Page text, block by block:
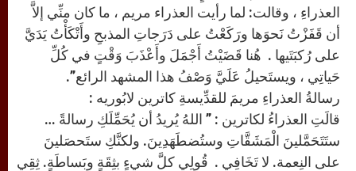
العذراءِ ، وقالت: لما رأيت العذراء مريم ، ما كان منِّي إلاَّ
أن قَفَزْتُ نَحوَها ورَكَعْتُ على دَرَجاتِ المذبحِ وأَتْكَأْتُ يَدَيَّ
على رُكبَتَيها . هُنا قَضَيْتُ أَجْمَلَ وأَعْذَبَ وَقْتٍ في كُلِّ
حَياتِي ، ويستَحيلُ عَلَيَّ وَصْفُ هذا المشهد الرائع”.
رسالةُ العذراءِ مريمَ للقدِّيسةِ كاترين لابُوريه :
قالَتِ العذراءُ لكاترين : ” اللهُ يُريدُ أن يُحَمِّلَكِ رسالةً …
ستَتَحَمَّلينَ الْمَشَقَّاتِ وستُضطَهَدِينَ. ولكنَّكِ ستَحصَلينَ
على النِعمة. لا تَخَافِي . قُولِي كلَّ شيءٍ بثِقَةٍ وبَساطَةٍ. ثِقِي